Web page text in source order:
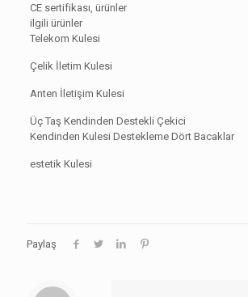
CE sertifikası, ürünler
ilgili ürünler
Telekom Kulesi
Çelik İletim Kulesi
Anten İletişim Kulesi
Üç Taş Kendinden Destekli Çekici
Kendinden Kulesi Destekleme Dört Bacaklar
estetik Kulesi
Paylaş